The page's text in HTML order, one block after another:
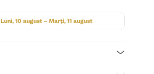
Luni, 10 august – Marți, 11 august